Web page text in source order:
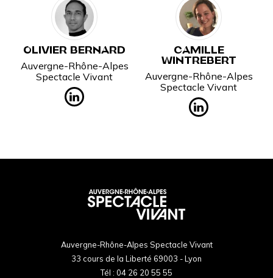
OLIVIER BERNARD
Auvergne-Rhône-Alpes
Spectacle Vivant
CAMILLE
WINTREBERT
Auvergne-Rhône-Alpes
Spectacle Vivant
Auvergne-Rhône-Alpes Spectacle Vivant
33 cours de la Liberté 69003 - Lyon
Tél : 04 26 20 55 55